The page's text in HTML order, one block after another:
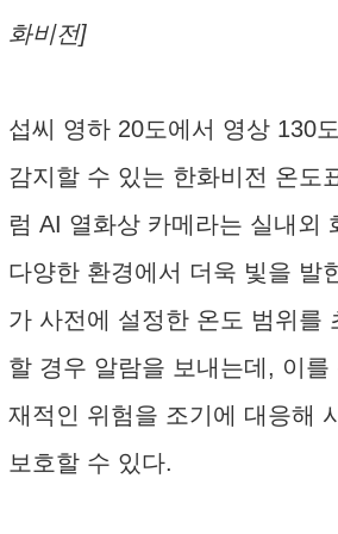
화비전]
섭씨 영하 20도에서 영상 130
감지할 수 있는 한화비전 온도
럼 AI 열화상 카메라는 실내외
다양한 환경에서 더욱 빛을 발
가 사전에 설정한 온도 범위를
할 경우 알람을 보내는데, 이
재적인 위험을 조기에 대응해
보호할 수 있다.